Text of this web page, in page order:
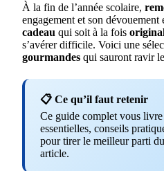
À la fin de l’année scolaire,
engagement et son dévouement
cadeau qui soit à la fois
s’avérer difficile. Voici une
gourmandes qui sauront ravir
📋 Ce qu’il faut retenir
Ce guide complet vous
essentielles, conseils
pour tirer le meilleur parti
article.